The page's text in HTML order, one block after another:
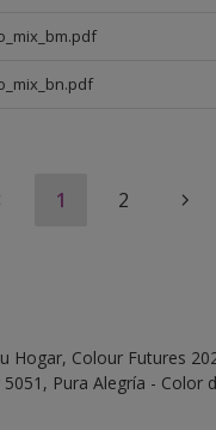
1 2
Hogar, Colour Futures
Pura Alegría - Color